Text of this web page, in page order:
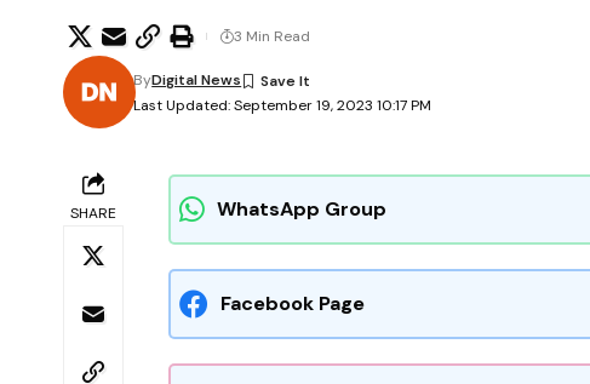
Last Updated: September 19, 2023 10:17 PM
ByDigital News
3 Min Read
SHARE WhatsApp Group
Facebook Page